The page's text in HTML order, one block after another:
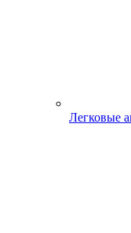
Легковые